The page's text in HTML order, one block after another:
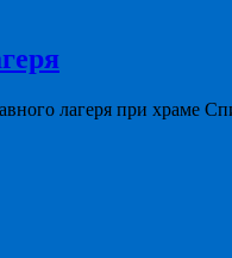
лагеря при храме